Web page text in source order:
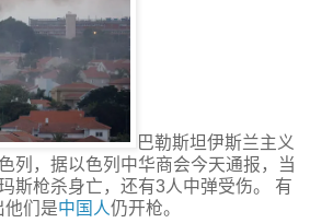
巴勒斯坦伊斯兰主义
列，据以色列中华商会今天通报，当
斯枪杀身亡，还有3人中弹受伤。 有
他们是中国人仍开枪。